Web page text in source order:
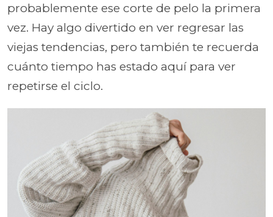
probablemente ese corte de pelo la primera
vez. Hay algo divertido en ver regresar las
viejas tendencias, pero también te recuerda
cuánto tiempo has estado aquí para ver
repetirse el ciclo.